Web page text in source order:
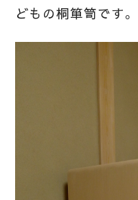
どもの桐箪笥です。